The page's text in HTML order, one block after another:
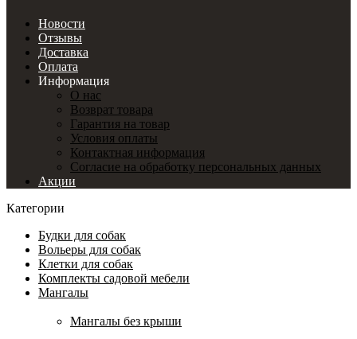
Новости
Отзывы
Доставка
Оплата
Информация
О нас
Возврат товара
Гарантия на товар
Условия оплаты
Контактная информация
Согласие на обработку персональных данных
Акции
Категории
Будки для собак
Вольеры для собак
Клетки для собак
Комплекты садовой мебели
Мангалы
Мангалы без крыши